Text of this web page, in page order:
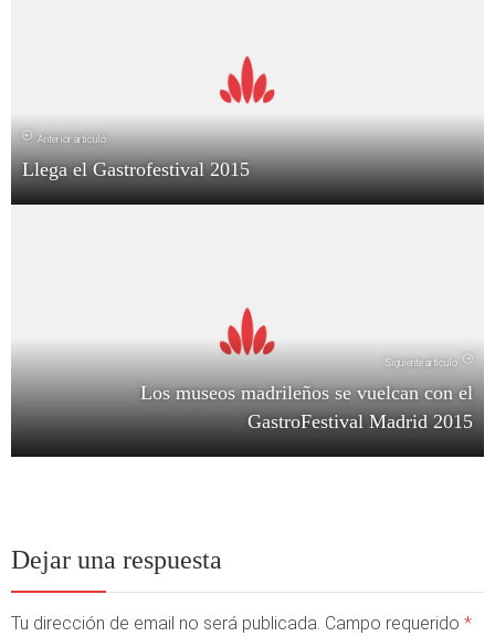
Anterior artículo
Llega el Gastrofestival 2015
Siguiente artículo
Los museos madrileños se vuelcan con el
GastroFestival Madrid 2015
Dejar una respuesta
Tu dirección de email no será publicada. Campo requerido *